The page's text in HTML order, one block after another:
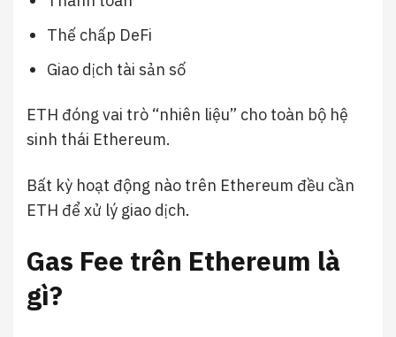
Thế chấp DeFi
Giao dịch tài sản số
ETH đóng vai trò “nhiên liệu” cho toàn bộ hệ
sinh thái Ethereum.
Bất kỳ hoạt động nào trên Ethereum đều cần
ETH để xử lý giao dịch.
Gas Fee trên Ethereum là
gì?